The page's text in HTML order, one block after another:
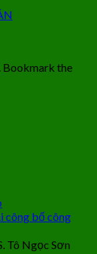
. Bookmark the
công bố công
Tô Ngọc Sơn